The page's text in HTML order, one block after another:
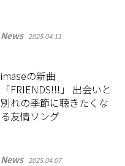
News 2025.04.11
imaseの新曲
「FRIENDS!!!」 出会いと
別れの季節に聴きたくな
る友情ソング
News 2025.04.07